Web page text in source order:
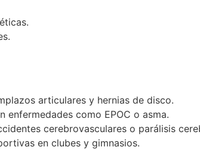
articulares y hernias de disco.
enfermedades como EPOC o asma.
cerebrovasculares o parálisis
en clubes y gimnasios.